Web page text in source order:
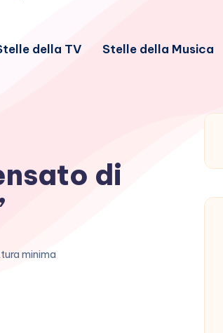
della TV Stelle della Musica
di
minima